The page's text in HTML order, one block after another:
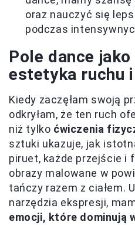
oraz nauczyć się
podczas
Pole dance
estetyka ruchu
Kiedy zaczęłam swoją
odkryłam, że ten ruch
niż tylko ćwiczenia
sztuki ukazuje, jak
piruet, każde przejście i
obrazy malowane w
tańczy razem z ciałem.
narzędzia ekspresji,
emocji, które dominują